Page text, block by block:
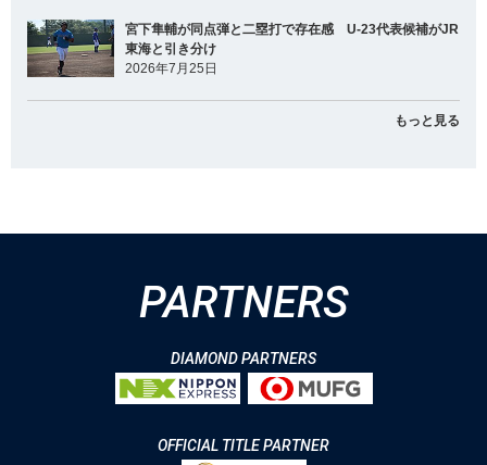
宮下隼輔が同点弾と二塁打で存在感 U-23代表候補がJR
東海と引き分け
2026年7月25日
もっと見る
PARTNERS
DIAMOND PARTNERS
OFFICIAL TITLE PARTNER